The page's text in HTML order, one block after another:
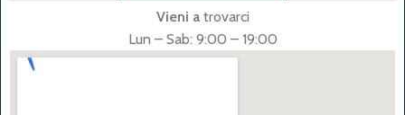
Vieni atrovarci
Lun – Sab: 9:00 – 19:00